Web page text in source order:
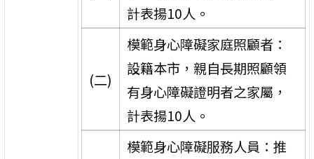
計表揚10人。
(二)
模範身心障礙家庭照顧者：
設籍本市，親自長期照顧領
有身心障礙證明者之家屬，
計表揚10人。
模範身心障礙服務人員：推